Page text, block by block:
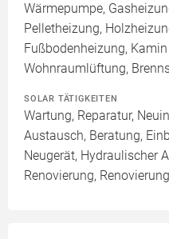
Wärmepumpe,
Pelletheizung,
Fußbodenheizung,
Wohnraumlüftung,
SOLAR TÄTIGKEITEN
Wartung, Reparatur,
Austausch, Beratung,
Neugerät, Hydraulischer
Renovierung,